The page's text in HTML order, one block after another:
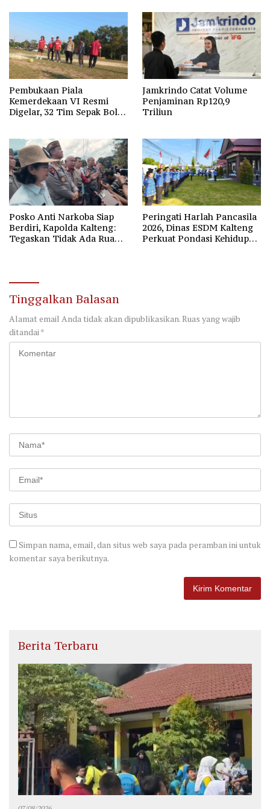
Pembukaan Piala
Kemerdekaan VI Resmi
Digelar, 32 Tim Sepak Bola
Jamkrindo Catat Volume
Penjaminan Rp120,9
Triliun
Posko Anti Narkoba Siap
Berdiri, Kapolda Kalteng:
Tegaskan Tidak Ada Ruang
Peringati Harlah Pancasila
2026, Dinas ESDM Kalteng
Perkuat Pondasi Kehidupan
Tinggalkan Balasan
Alamat email Anda tidak akan dipublikasikan.Ruas yang wajib
ditandai *
Simpan nama, email, dan situs web saya pada peramban ini untuk
komentar saya berikutnya.
Berita Terbaru